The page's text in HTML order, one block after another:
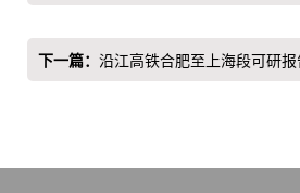
下一篇： 沿江高铁合肥至上海段可研